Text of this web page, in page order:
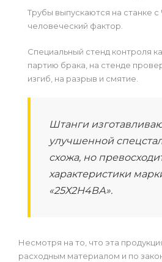
Трубы выпускаются на станке
человеческий фактор.
Специальный стенд контроля
партию брака, на стенде
изгиб, на разрыв и смятие.
Штанги
улучшенной
схожа, но
характеристики
«25Х2Н4ВА».
Несмотря на то, что эта
расходным материалом и по